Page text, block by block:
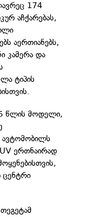
174
აჩქარებას,
აერთიანებს,
კამერა და
ტიპის
წლის მოდელი,
ავტომობილს
ერთნაირად
ცენტრი